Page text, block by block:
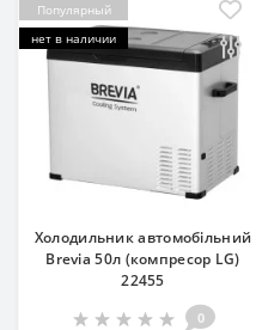
Популярный
нет в наличии
Холодильник автомобільний
Brevia 50л (компресор LG)
22455
0